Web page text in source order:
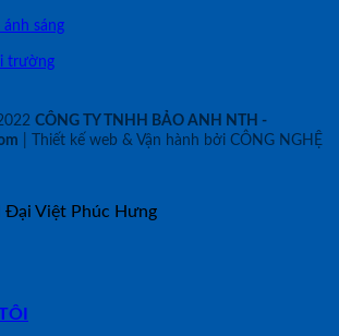
sáng
trường
CÔNG TY TNHH BẢO ANH NTH -
| Thiết kế web & Vận hành bởi CÔNG NGHỆ